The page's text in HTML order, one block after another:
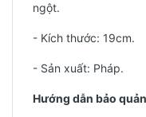
ngột.
- Kích thước: 19cm.
- Sản xuất: Pháp.
Hướng dẫn bảo quản